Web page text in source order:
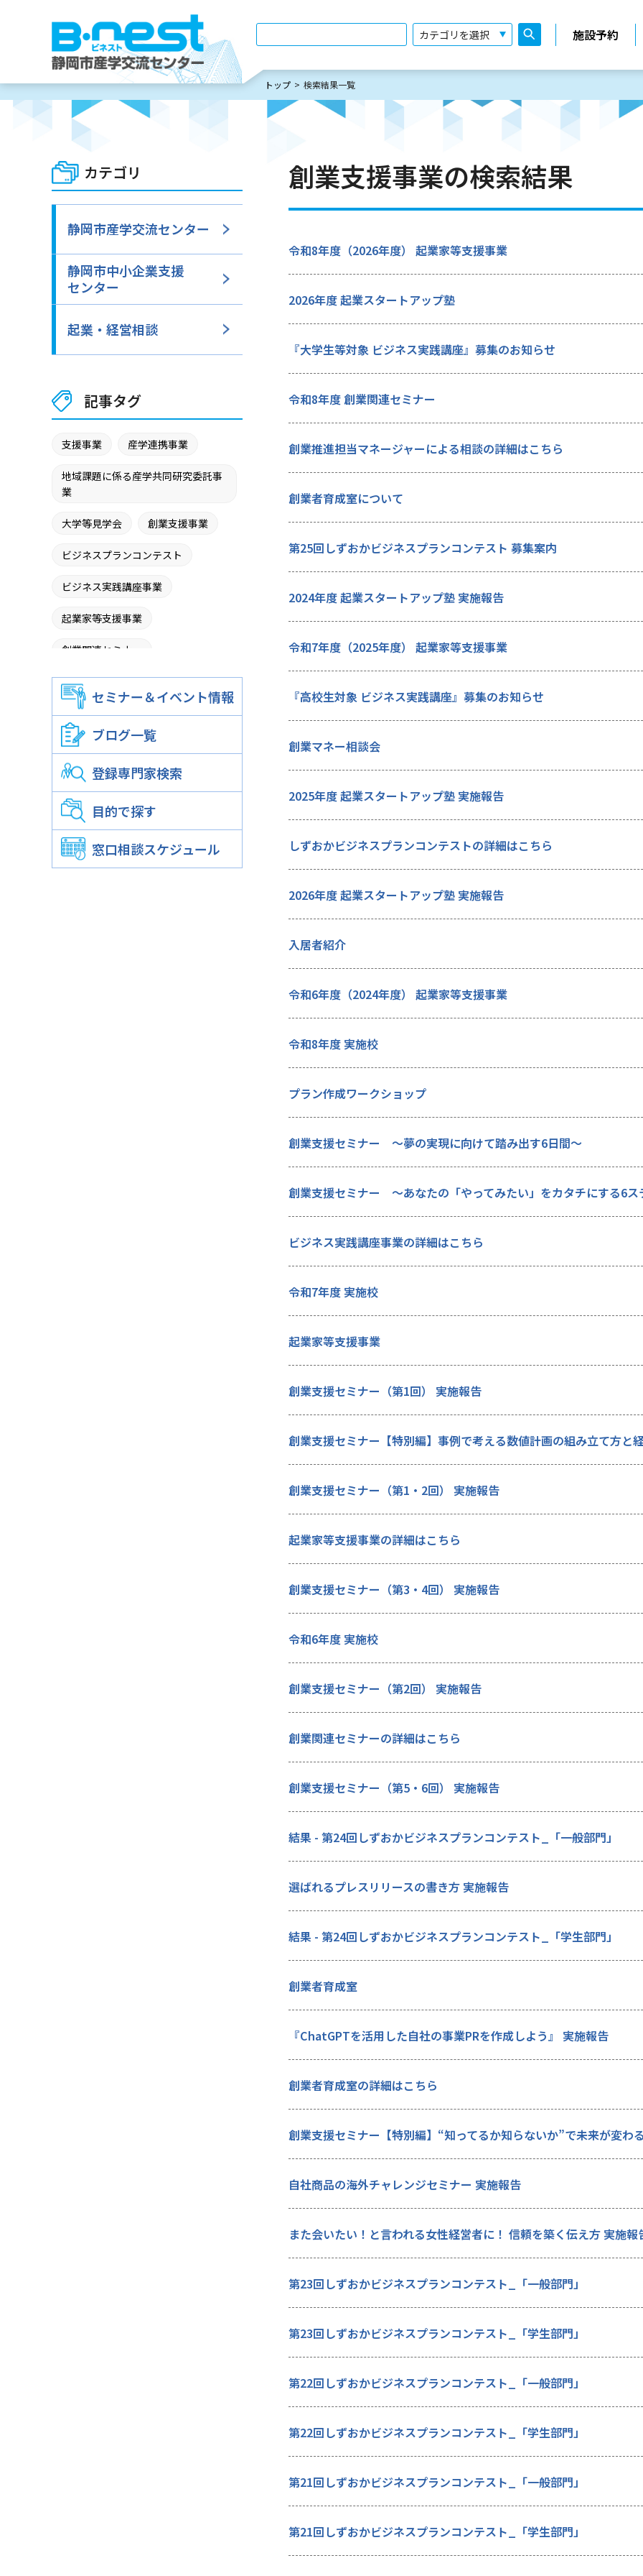
施設予約
トップ 検索結果一覧
カテゴリ
静岡市産学交流センター
静岡市中小企業支援
センター
起業・経営相談
記事タグ
支援事業 産学連携事業
地域課題に係る産学共同研究委託事
業
大学等見学会 創業支援事業
ビジネスプランコンテスト
ビジネス実践講座事業
起業家等支援事業
創業関連セミナー
創業者育成室
商品開発プロジェクト
しずおか商品開発プロジェクト
静岡おみやプロジェクト
情報提供事業,ホームページ
広報誌による広報事業
施設提供事業 窓口相談事業
セミナー＆イベント情報
ブログ一覧
登録専門家検索
目的で探す
窓口相談スケジュール
創業支援事業の検索結果
令和8年度（2026年度） 起業家等支援事業
2026年度 起業スタートアップ塾
『大学生等対象 ビジネス実践講座』募集のお知らせ
令和8年度 創業関連セミナー
創業推進担当マネージャーによる相談の詳細はこちら
創業者育成室について
第25回しずおかビジネスプランコンテスト 募集案内
2024年度 起業スタートアップ塾 実施報告
令和7年度（2025年度） 起業家等支援事業
『高校生対象 ビジネス実践講座』募集のお知らせ
創業マネー相談会
2025年度 起業スタートアップ塾 実施報告
しずおかビジネスプランコンテストの詳細はこちら
2026年度 起業スタートアップ塾 実施報告
入居者紹介
令和6年度（2024年度） 起業家等支援事業
令和8年度 実施校
プラン作成ワークショップ
創業支援セミナー ～夢の実現に向けて踏み出す6日間～
創業支援セミナー ～あなたの「やってみたい」をカタチにする6ス
ビジネス実践講座事業の詳細はこちら
令和7年度 実施校
起業家等支援事業
創業支援セミナー（第1回） 実施報告
創業支援セミナー【特別編】事例で考える数値計画の組み立て方と
創業支援セミナー（第1・2回） 実施報告
起業家等支援事業の詳細はこちら
創業支援セミナー（第3・4回） 実施報告
令和6年度 実施校
創業支援セミナー（第2回） 実施報告
創業関連セミナーの詳細はこちら
創業支援セミナー（第5・6回） 実施報告
結果 - 第24回しずおかビジネスプランコンテスト_「一般部門」
選ばれるプレスリリースの書き方 実施報告
結果 - 第24回しずおかビジネスプランコンテスト_「学生部門」
創業者育成室
『ChatGPTを活用した自社の事業PRを作成しよう』 実施報告
創業者育成室の詳細はこちら
創業支援セミナー【特別編】“知ってるか知らないか”で未来が変わ
自社商品の海外チャレンジセミナー 実施報告
また会いたい！と言われる女性経営者に！ 信頼を築く伝え方 実施報
第23回しずおかビジネスプランコンテスト_「一般部門」
第23回しずおかビジネスプランコンテスト_「学生部門」
第22回しずおかビジネスプランコンテスト_「一般部門」
第22回しずおかビジネスプランコンテスト_「学生部門」
第21回しずおかビジネスプランコンテスト_「一般部門」
第21回しずおかビジネスプランコンテスト_「学生部門」